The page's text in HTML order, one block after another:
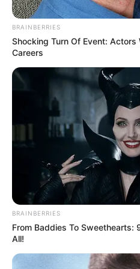
Alcaldía de Bucaramanga
Por:Julieth Paola
Mayo 1, 2021
BRAINBERRIES
Shocking Turn Of Event:
Careers
BRAINBERRIES
From Baddies To Sweethearts:
All!